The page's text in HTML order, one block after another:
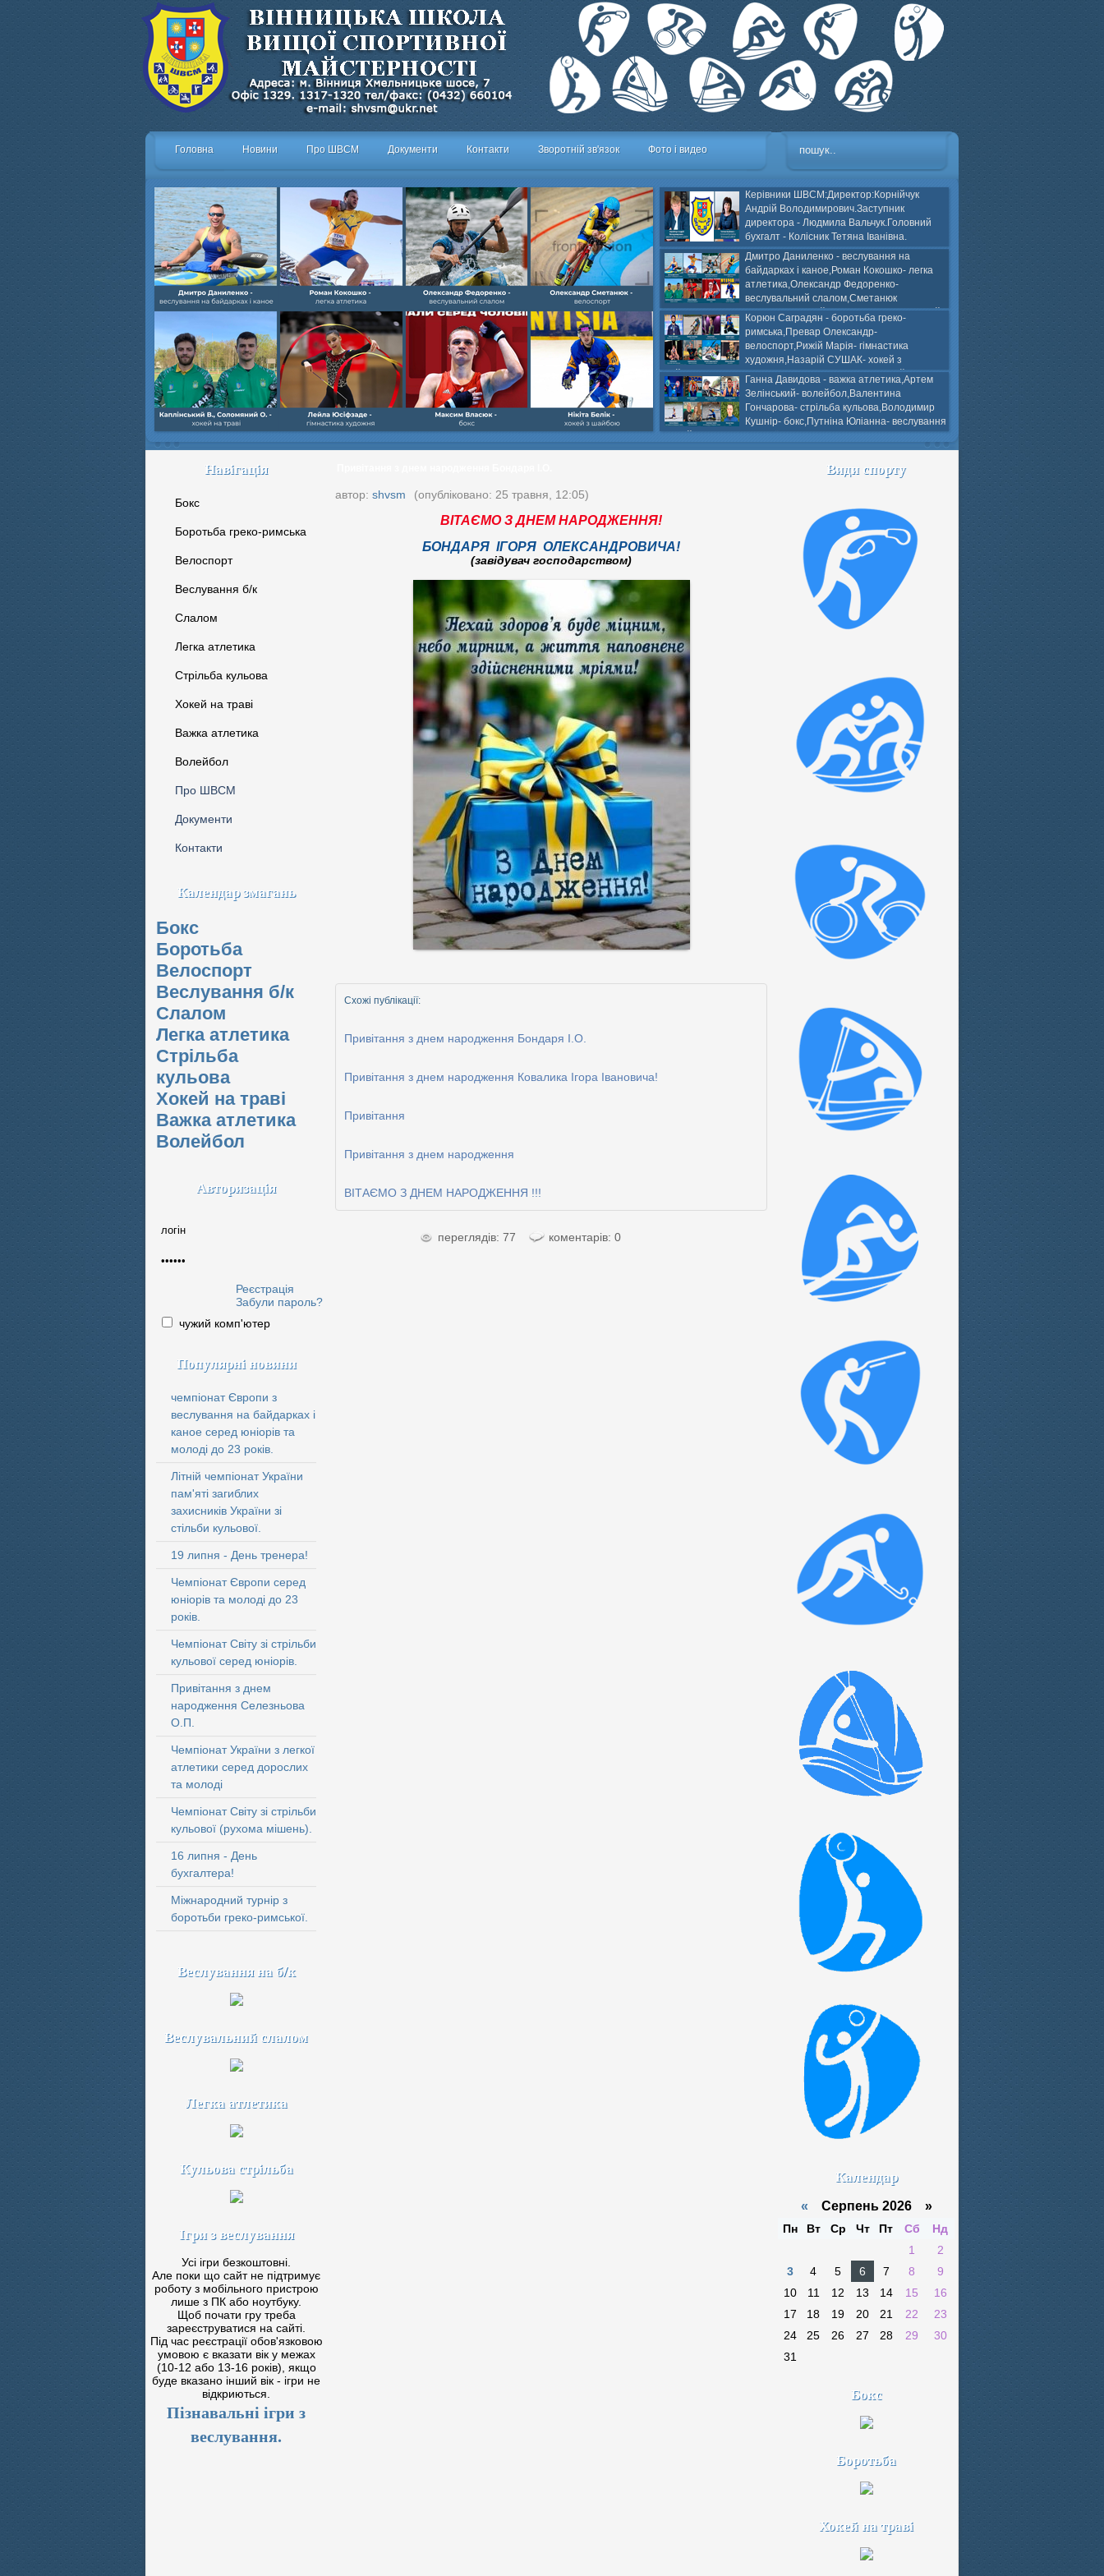
Головна Новини Про ШВСМ Документи Контакти Зворотній зв'язок Фото і видео
Керівники ШВСМ:Директор:Корнійчук
Андрій Володимирович.Заступник
директора - Людмила Вальчук.Головний
бухгалт - Колісник Тетяна Іванівна.
Дмитро Даниленко - веслування на
байдарках і каное,Роман Кокошко- легка
атлетика,Олександр Федоренко-
веслувальний слалом,Сметанюк
Олександр- велоспорт,Каплінський Володимир, Соломяний
Олександр- хокей на траві,Лейла Юсіфзаде- гімнастика
художня,Максим Власюк- бокс,Нікіта БЕЛІК- хокей з шайбою.
Корюн Саградян - боротьба греко-
римська,Превар Олександр-
велоспорт,Рижій Марія- гімнастика
художня,Назарій СУШАК- хокей з
шайбою,Ігор Бичков- боротьба греко-римська,Сергій
Колісник- важка атлетика,Вікторія Добротворська-
веслвальний слалом,Валерія Якушева - волейбол.
Ганна Давидова - важка атлетика,Артем
Зелінський- волейбол,Валентина
Гончарова- стрільба кульова,Володимир
Кушнір- бокс,Путніна Юліанна- веслування
на байдарках і каное,Моїсеєнко Марія- стрільба
кульова,Селезньов Г. веслування на байдарках і
Навігація
Бокс
Боротьба греко-римська
Велоспорт
Веслування б/к
Cлалом
Легка атлетика
Стрільба кульова
Хокей на траві
Важка атлетика
Волейбол
Про ШВСМ
Документи
Контакти
Календар змагань
Бокс
Боротьба
Велоспорт
Веслування б/к
Cлалом
Легка атлетика
Стрільба
кульова
Хокей на траві
Важка атлетика
Волейбол
Авторизація
Реєстрація
Забули пароль?
чужий комп'ютер
Популярні новини
чемпіонат Європи з
веслування на байдарках і
каное серед юніорів та
молоді до 23 років.
Літній чемпіонат України
пам'яті загиблих
захисників України зі
стільби кульової.
19 липня - День тренера!
Чемпіонат Європи серед
юніорів та молоді до 23
років.
Чемпіонат Світу зі стрільби
кульової серед юніорів.
Привітання з днем
народження Селезньова
О.П.
Чемпіонат України з легкої
атлетики серед дорослих
та молоді
Чемпіонат Світу зі стрільби
кульової (рухома мішень).
16 липня - День
бухгалтера!
Міжнародний турнір з
боротьби греко-римської.
Веслування на б/к
Веслувальний слалом
Легка атлетика
Кульова стрільба
Ігри з веслування
Усі ігри безкоштовні.
Але поки що сайт не підтримує
роботу з мобільного пристрою
лише з ПК або ноутбуку.
Щоб почати гру треба
зареєструватися на сайті.
Під час реєстрації обов'язковою
умовою є вказати вік у межах
(10-12 або 13-16 років), якщо
буде вказано інший вік - ігри не
відкриються.
Пізнавальні ігри з
веслування.
автор: shvsm (опубліковано: 25 травня, 12:05)
ВІТАЄМО З ДНЕМ НАРОДЖЕННЯ!
БОНДАРЯ ІГОРЯ ОЛЕКСАНДРОВИЧА!
(завідувач господарством)
Схожі публікації:
Привітання з днем народження Бондаря І.О.
Привітання з днем народження Ковалика Ігора Івановича!
Привітання
Привітання з днем народження
ВІТАЄМО З ДНЕМ НАРОДЖЕННЯ !!!
переглядів: 77 коментарів: 0
Види спорту
Календар
« Серпень 2026 »
Пн Вт Ср Чт Пт Сб
Нд
1
2
3
4 5 6 7 8
9
10
11 12 13 14 15
16
17
18 19 20 21 22
23
24
25 26 27 28 29
30
31
Бокс
Боротьба
Хокей на траві